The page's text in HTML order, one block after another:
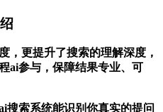
，更提升了搜索的理解深度，
ai参与，保障结果专业、可
索系统能识别你真实的提问